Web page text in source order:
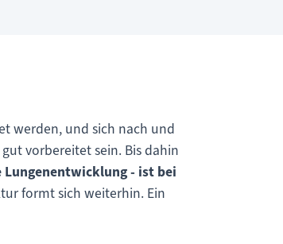
werden, und sich nach und
vorbereitet sein. Bis dahin
Lungenentwicklung - ist bei
formt sich weiterhin. Ein